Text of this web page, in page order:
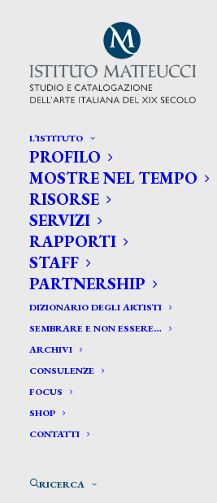
L’ISTITUTO
PROFILO
MOSTRE NEL TEMPO
RISORSE
SERVIZI
RAPPORTI
STAFF
PARTNERSHIP
DIZIONARIO DEGLI ARTISTI
SEMBRARE E NON ESSERE…
ARCHIVI
CONSULENZE
FOCUS
SHOP
CONTATTI
RICERCA
CERCA TRA GLI ARTISTI:
Search
for: